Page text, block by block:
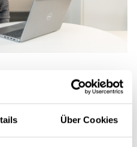
Über Cookies
consentimiento, nuestro